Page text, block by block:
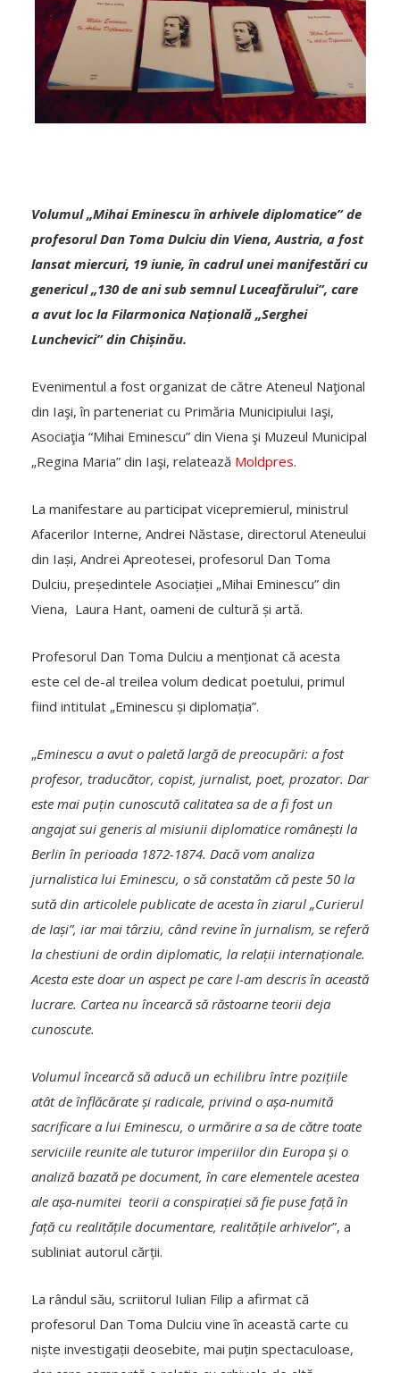
Volumul „Mihai Eminescu în arhivele diplomatice” de
profesorul Dan Toma Dulciu din Viena, Austria, a fost
lansat miercuri, 19 iunie, în cadrul unei manifestări cu
genericul „130 de ani sub semnul Luceafărului”, care
a avut loc la Filarmonica Națională „Serghei
Lunchevici” din Chișinău.
Evenimentul a fost organizat de către Ateneul Naţional
din Iaşi, în parteneriat cu Primăria Municipiului Iaşi,
Asociaţia “Mihai Eminescu” din Viena şi Muzeul Municipal
„Regina Maria” din Iaşi, relatează Moldpres.
La manifestare au participat vicepremierul, ministrul
Afacerilor Interne, Andrei Năstase, directorul Ateneului
din Iași, Andrei Apreotesei, profesorul Dan Toma
Dulciu, președintele Asociației „Mihai Eminescu” din
Viena, Laura Hant, oameni de cultură și artă.
Profesorul Dan Toma Dulciu a menționat că acesta
este cel de-al treilea volum dedicat poetului, primul
fiind intitulat „Eminescu și diplomația”.
„Eminescu a avut o paletă largă de preocupări: a fost
profesor, traducător, copist, jurnalist, poet, prozator. Dar
este mai puțin cunoscută calitatea sa de a fi fost un
angajat sui generis al misiunii diplomatice românești la
Berlin în perioada 1872-1874. Dacă vom analiza
jurnalistica lui Eminescu, o să constatăm că peste 50 la
sută din articolele publicate de acesta în ziarul „Curierul
de Iași”, iar mai târziu, când revine în jurnalism, se referă
la chestiuni de ordin diplomatic, la relații internaționale.
Acesta este doar un aspect pe care l-am descris în această
lucrare. Cartea nu încearcă să răstoarne teorii deja
cunoscute.
Volumul încearcă să aducă un echilibru între pozițiile
atât de înflăcărate și radicale, privind o așa-numită
sacrificare a lui Eminescu, o urmărire a sa de către toate
serviciile reunite ale tuturor imperiilor din Europa și o
analiză bazată pe document, în care elementele acestea
ale așa-numitei teorii a conspirației să fie puse față în
față cu realitățile documentare, realitățile arhivelor”, a
subliniat autorul cărții.
La rândul său, scriitorul Iulian Filip a afirmat că
profesorul Dan Toma Dulciu vine în această carte cu
niște investigații deosebite, mai puțin spectaculoase,